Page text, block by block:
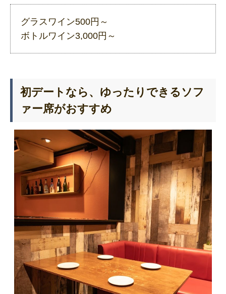
グラスワイン500円～
ボトルワイン3,000円～
初デートなら、ゆったりできるソフ
ァー席がおすすめ